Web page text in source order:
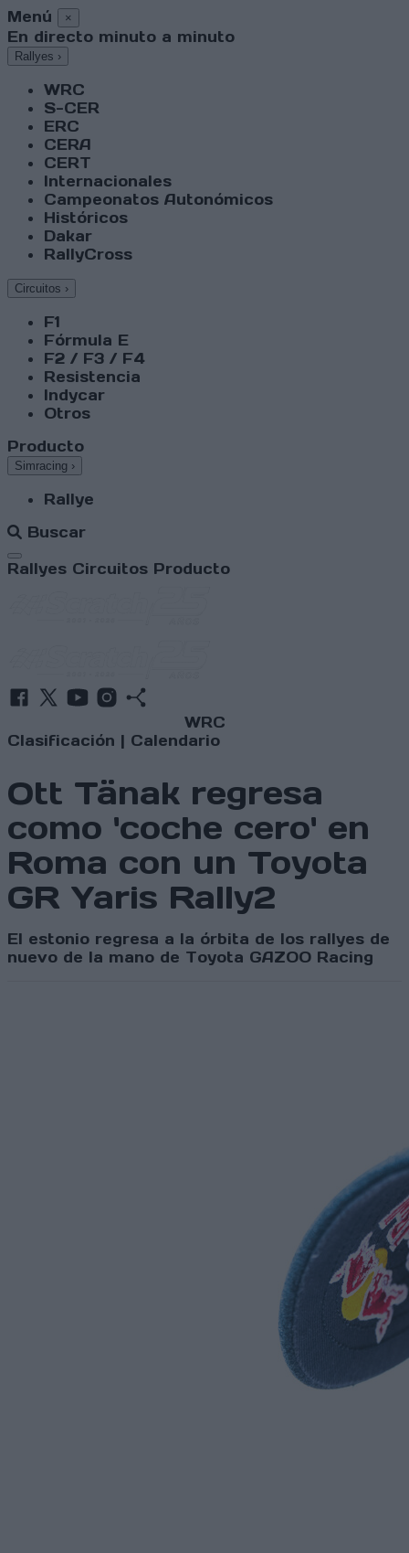
Menú ×
En directo minuto a minuto
Rallyes ›
WRC
S-CER
ERC
CERA
CERT
Internacionales
Campeonatos Autonómicos
Históricos
Dakar
RallyCross
Circuitos ›
F1
Fórmula E
F2 / F3 / F4
Resistencia
Indycar
Otros
Producto
Simracing ›
Rallye
Buscar
Abrir menú
Rallyes Circuitos Producto
WRC
Clasificación | Calendario
Ott Tänak regresa
como 'coche cero' en
Roma con un Toyota
GR Yaris Rally2
El estonio regresa a la órbita de los rallyes de
nuevo de la mano de Toyota GAZOO Racing